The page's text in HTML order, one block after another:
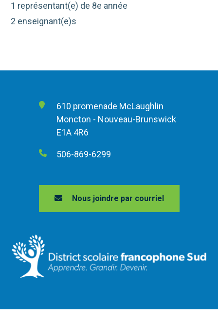
1 représentant(e) de 8e année
2 enseignant(e)s
610 promenade McLaughlin
Moncton - Nouveau-Brunswick
E1A 4R6
506-869-6299
Nous joindre par courriel